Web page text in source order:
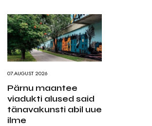
07.AUGUST 2026
Pärnu maantee
viadukti alused said
tänavakunsti abil uue
ilme